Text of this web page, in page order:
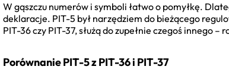
W gąszczu numerów i symboli łatwo o pomyłkę.
deklaracje. PIT-5 był narzędziem do bieżącego
PIT-36 czy PIT-37, służą do zupełnie czegoś innego –
Porównanie PIT-5 z PIT-36 i PIT-37